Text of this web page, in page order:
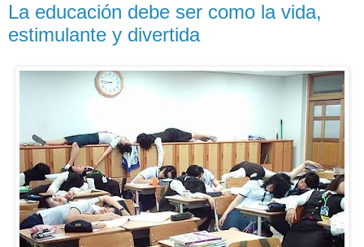
La educación debe ser como la vida,
estimulante y divertida